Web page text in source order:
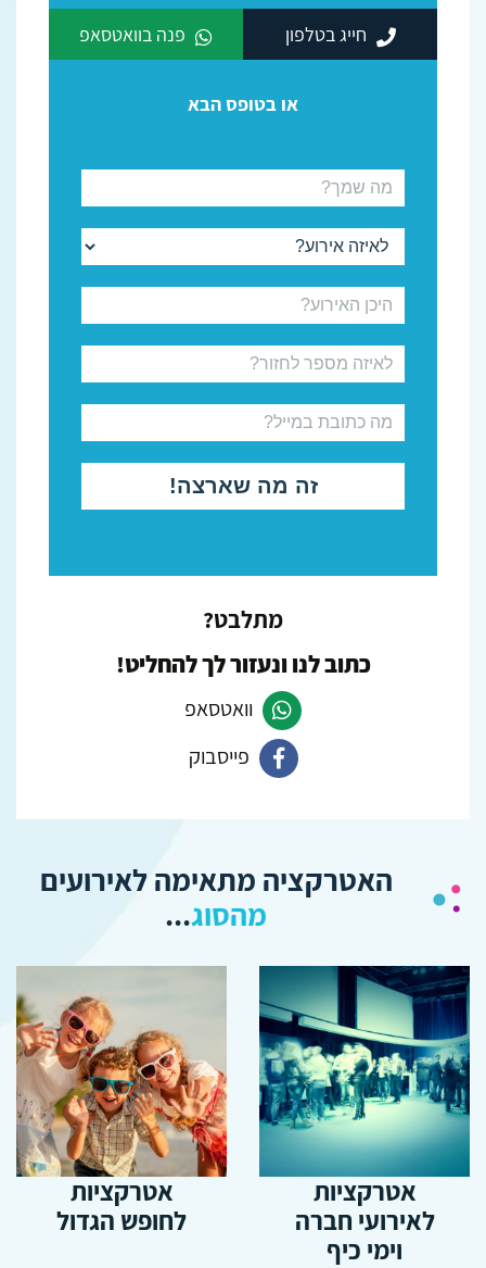
חייג בטלפון פנה בוואטסאפ
או בטופס הבא
מתלבט?
כתוב לנו ונעזור לך להחליט!
פנה
וואטסאפ
Facebook
פייסבוק
האטרקציה מתאימה לאירועים
מהסוג...
אטרקציות
לאירועי חברה
וימי כיף
אטרקציות
לחופש הגדול